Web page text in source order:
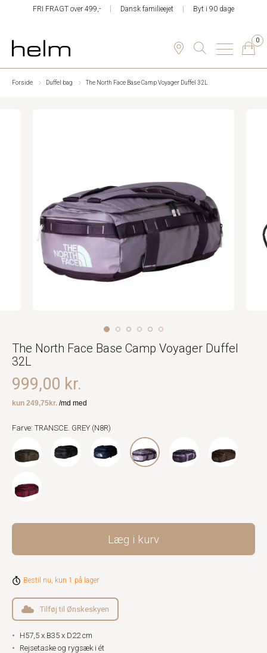
FRI FRAGT over 499,- Dansk familieejet Byt i 90 dage
0
Forside Duffel bag The North Face Base Camp Voyager Duffel 32L
The North Face Base Camp Voyager Duffel
32L
999,00 kr.
Farve: TRANSCE. GREY (N8R)
Læg i kurv
Bestil nu, kun 1 på lager
Tilføj til Ønskeskyen
H57,5 x B35 x D22 cm
Rejsetaske og rygsæk i ét